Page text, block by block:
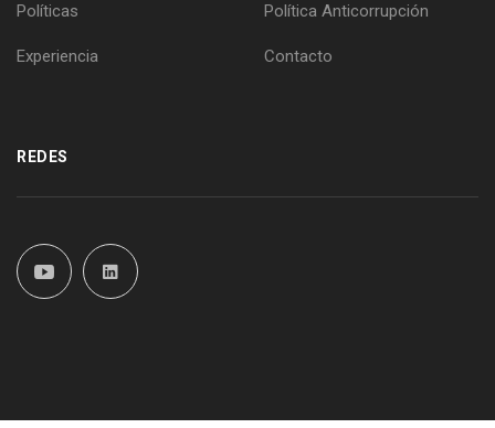
Políticas Política Anticorrupción
Experiencia Contacto
REDES